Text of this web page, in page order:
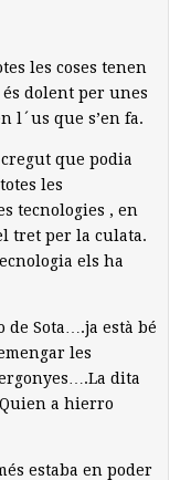
les coses tenen
dolent per unes
l´us que s’en fa.
que podia
les
tecnologies , en
tret per la culata.
els ha
de Sota….ja està bé
les
dita
a hierro
estaba en poder